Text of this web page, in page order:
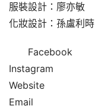
服裝設計：廖亦敏
化妝設計：孫盧利時
Facebook
Instagram
Website
Email